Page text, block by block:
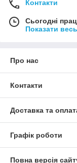
Контакти
Сьогодні
Показати
Про нас
Контакти
Доставка та
Графік роботи
Повна версія